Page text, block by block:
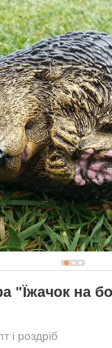
"Їжачок на
і роздріб